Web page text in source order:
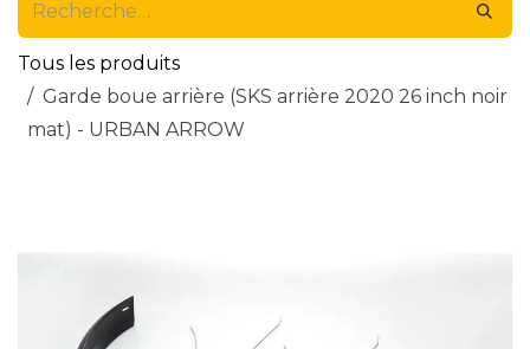
Tous les produits
Garde boue arrière (SKS arrière 2020 26 inch noir
mat) - URBAN ARROW